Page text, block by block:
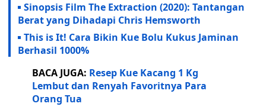
Sinopsis Film The Extraction (2020): Tantangan
Berat yang Dihadapi Chris Hemsworth
This is It! Cara Bikin Kue Bolu Kukus Jaminan
Berhasil 1000%
BACA JUGA: Resep Kue Kacang 1 Kg
Lembut dan Renyah Favoritnya Para
Orang Tua